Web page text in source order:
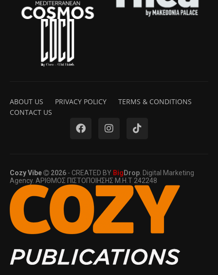
ABOUT US PRIVACY POLICY
TERMS & CONDITIONS
CONTACT US
Cozy Vibe 2026 - CREATED BY Big Drop . Digital Marketing
Agency. ΑΡΙΘΜΟΣ ΠΙΣΤΟΠΟΙΗΣΗΣ Μ.Η.Τ 242248